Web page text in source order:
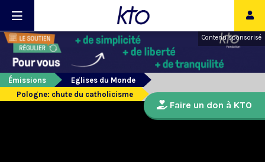
Contenu sponsorisé
Émissions
Eglises du Monde
Pologne: chute du catholicisme
Faire un don à KTO